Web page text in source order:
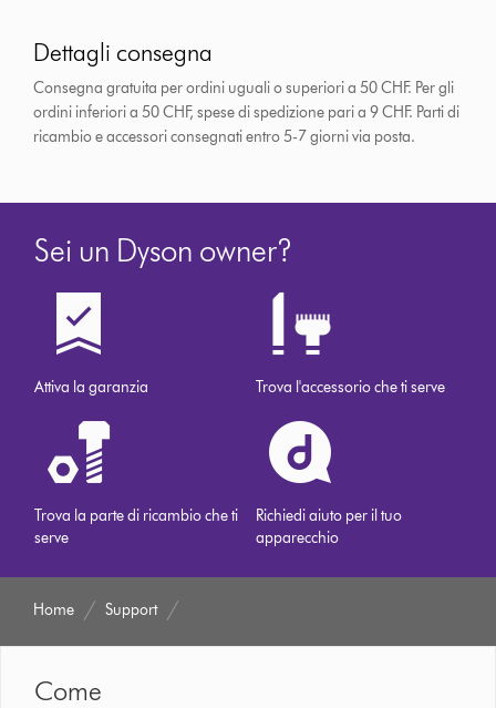
Dettagli consegna
Consegna gratuita per ordini uguali o superiori a 50 CHF. Per gli
ordini inferiori a 50 CHF, spese di spedizione pari a 9 CHF. Parti di
ricambio e accessori consegnati entro 5-7 giorni via posta.
Sei un Dyson owner?
Attiva la garanzia Trova l'accessorio che ti serve
Trova la parte di ricambio che ti
serve
Richiedi aiuto per il tuo
apparecchio
Home Support
Come